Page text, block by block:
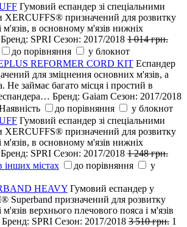
Гумовий еспандер зі спеціальними
призначений для розвитку
м'язів, в основному м'язів нижніх
Бренд: SPRI Сезон: 2017/2018 1 014 грн.
до порівняння
у блокнот
REFORMER CORD KIT Еспандер
для зміцнення основних м'язів, а
Не займає багато місця і простий в
Бренд: Gaiam Сезон: 2017/2018
до порівняння
у блокнот
Гумовий еспандер зі спеціальними
призначений для розвитку
м'язів, в основному м'язів нижніх
Бренд: SPRI Сезон: 2017/2018 1 248 грн.
інших містах до порівняння
у
HEAVY Гумовий еспандер у
Superband призначений для розвитку
верхнього плечового пояса і м'язів
Бренд: SPRI Сезон: 2017/2018 3 510 грн. 1